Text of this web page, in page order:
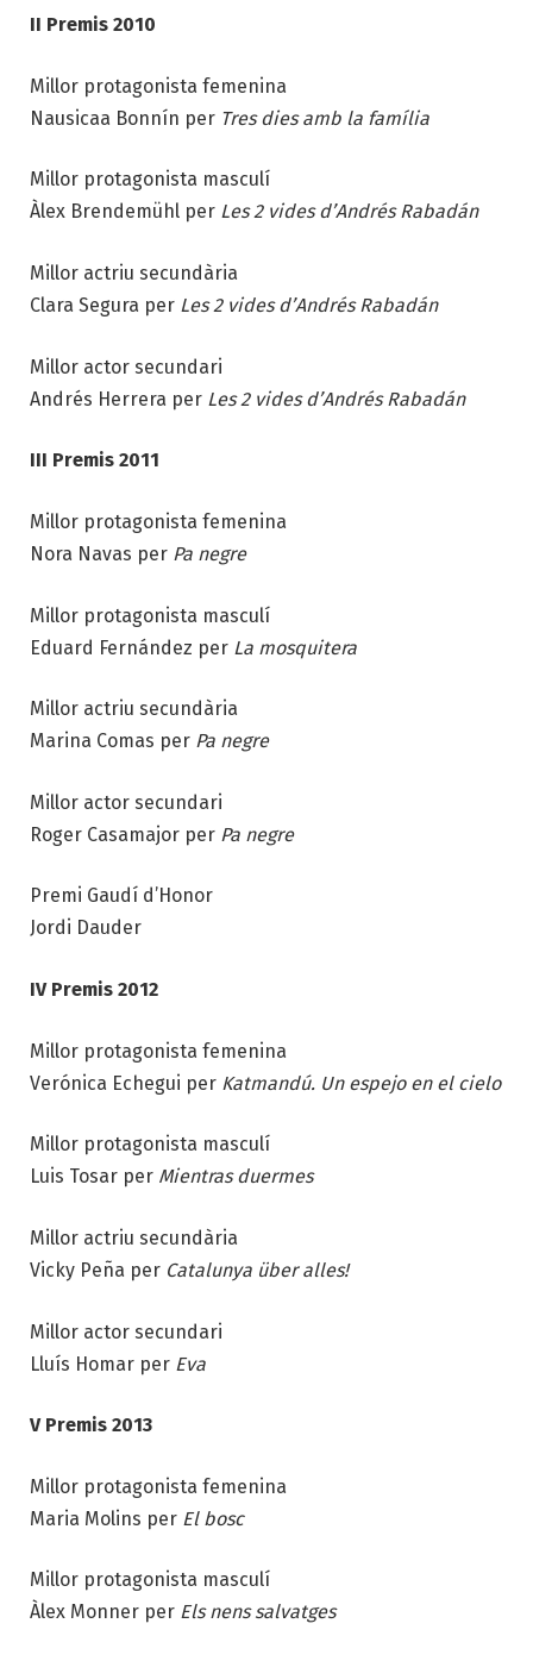
II Premis 2010
Millor protagonista femenina
Nausicaa Bonnín per Tres dies amb la família
Millor protagonista masculí
Àlex Brendemühl per Les 2 vides d’Andrés Rabadán
Millor actriu secundària
Clara Segura per Les 2 vides d’Andrés Rabadán
Millor actor secundari
Andrés Herrera per Les 2 vides d’Andrés Rabadán
III Premis 2011
Millor protagonista femenina
Nora Navas per Pa negre
Millor protagonista masculí
Eduard Fernández per La mosquitera
Millor actriu secundària
Marina Comas per Pa negre
Millor actor secundari
Roger Casamajor per Pa negre
Premi Gaudí d’Honor
Jordi Dauder
IV Premis 2012
Millor protagonista femenina
Verónica Echegui per Katmandú. Un espejo en el cielo
Millor protagonista masculí
Luis Tosar per Mientras duermes
Millor actriu secundària
Vicky Peña per Catalunya über alles!
Millor actor secundari
Lluís Homar per Eva
V Premis 2013
Millor protagonista femenina
Maria Molins per El bosc
Millor protagonista masculí
Àlex Monner per Els nens salvatges